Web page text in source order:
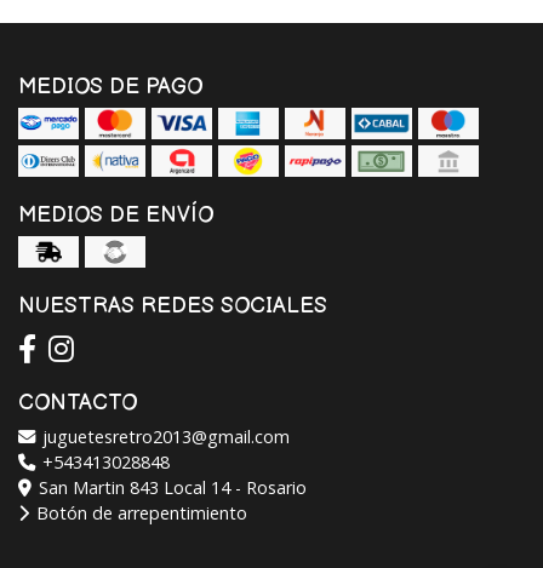
MEDIOS DE PAGO
MEDIOS DE ENVÍO
NUESTRAS REDES SOCIALES
CONTACTO
juguetesretro2013@gmail.com
+543413028848
San Martin 843 Local 14 - Rosario
Botón de arrepentimiento